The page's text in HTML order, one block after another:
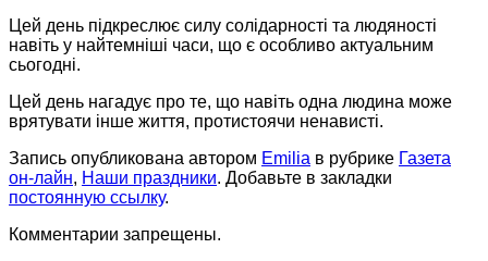
Цей день підкреслює силу солідарності та людяності
навіть у найтемніші часи, що є особливо актуальним
сьогодні.
Цей день нагадує про те, що навіть одна людина може
врятувати інше життя, протистоячи ненависті.
Запись опубликована автором Emilia в рубрике Газета
он-лайн, Наши праздники. Добавьте в закладки
постоянную ссылку.
Комментарии запрещены.